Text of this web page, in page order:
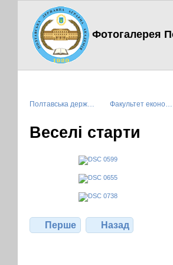
Фотогалерея
Полтавська держ… Факультет еконо…
Веселі старти
Перше Назад